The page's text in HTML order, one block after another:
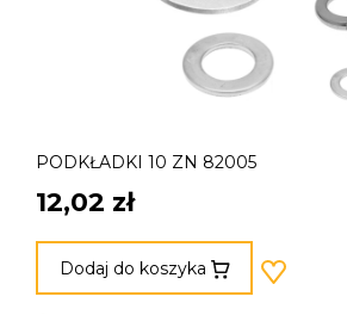
PODKŁADKI 10 ZN 82005
12,02 zł
Dodaj do koszyka